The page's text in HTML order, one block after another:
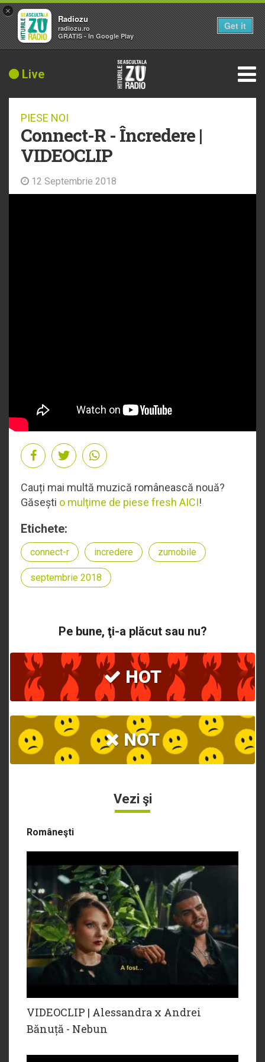
Live
PIESE NOI
Connect-R - Încredere |
VIDEOCLIP
12 Septembrie 2018
Cauți mai multă muzică românească nouă?
Găsești o mulțime de piese fresh AICI!
Etichete:
connect-r incredere zumobile
septembrie 2018
Pe bune, ţi-a plăcut sau nu?
HOT
NOT
Vezi şi
Româneşti
VIDEOCLIP | Alessandra x Andrei
Bănuță - Nebun
×
Radiozu
radiozu.ro
GRATIS - In Google Play
Get it